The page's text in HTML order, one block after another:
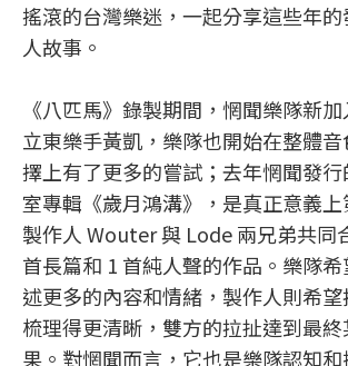
搖滾的台灣樂迷，一起分享這些年
人故事。
《八匹馬》錄製期間，惘聞樂隊新
立東樂手黃凱，樂隊也開始在整體
擇上有了更多的嘗試；去年惘聞發行
室專輯《歲月鴻溝》，是真正意義
製作人 Wouter 與 Lode 兩兄弟共同
首長篇和 1 首純人聲的作品。樂隊
述更多的內容和情緒，製作人則希
梳理得更清晰，雙方的拉扯達到最
果。對惘聞而言，它也是樂隊認知